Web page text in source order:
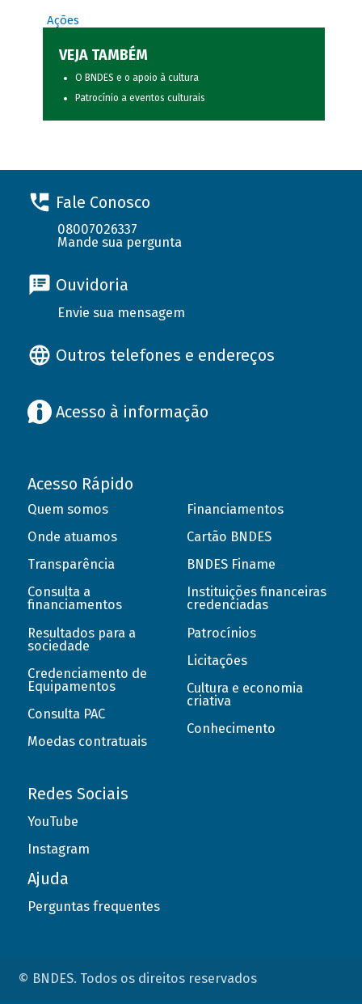
Ações
VEJA TAMBÉM
O BNDES e o apoio à cultura
Patrocínio a eventos culturais
Fale Conosco
08007026337
Mande sua pergunta
Ouvidoria
Envie sua mensagem
Outros telefones e endereços
Acesso à informação
Acesso Rápido
Quem somos
Onde atuamos
Transparência
Consulta a
financiamentos
Resultados para a
sociedade
Credenciamento de
Equipamentos
Consulta PAC
Moedas contratuais
Financiamentos
Cartão BNDES
BNDES Finame
Instituições financeiras
credenciadas
Patrocínios
Licitações
Cultura e economia
criativa
Conhecimento
Redes Sociais
YouTube
Instagram
Ajuda
Perguntas frequentes
© BNDES. Todos os direitos reservados